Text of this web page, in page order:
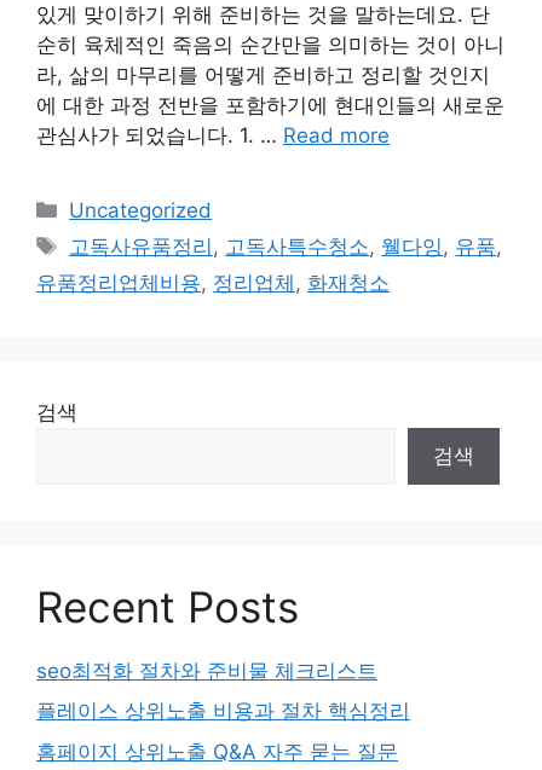
있게 맞이하기 위해 준비하는 것을 말하는데요. 단
순히 육체적인 죽음의 순간만을 의미하는 것이 아니
라, 삶의 마무리를 어떻게 준비하고 정리할 것인지
에 대한 과정 전반을 포함하기에 현대인들의 새로운
관심사가 되었습니다. 1. … Read more
Categories
Uncategorized
Tags
고독사유품정리 , 고독사특수청소, 웰다잉 , 유품,
유품정리업체비용, 정리업체 , 화재청소
검색
검색
Recent Posts
seo최적화 절차와 준비물 체크리스트
플레이스 상위노출 비용과 절차 핵심정리
홈페이지 상위노출 Q&A 자주 묻는 질문